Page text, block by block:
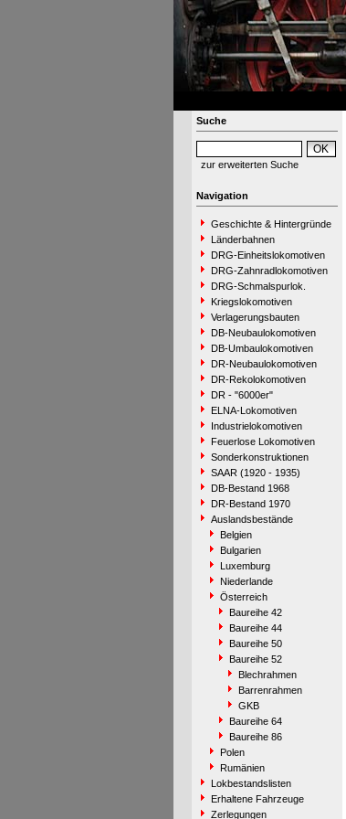
Suche
zur erweiterten Suche
Navigation
Geschichte & Hintergründe
Länderbahnen
DRG-Einheitslokomotiven
DRG-Zahnradlokomotiven
DRG-Schmalspurlok.
Kriegslokomotiven
Verlagerungsbauten
DB-Neubaulokomotiven
DB-Umbaulokomotiven
DR-Neubaulokomotiven
DR-Rekolokomotiven
DR - "6000er"
ELNA-Lokomotiven
Industrielokomotiven
Feuerlose Lokomotiven
Sonderkonstruktionen
SAAR (1920 - 1935)
DB-Bestand 1968
DR-Bestand 1970
Auslandsbestände
Belgien
Bulgarien
Luxemburg
Niederlande
Österreich
Baureihe 42
Baureihe 44
Baureihe 50
Baureihe 52
Blechrahmen
Barrenrahmen
GKB
Baureihe 64
Baureihe 86
Polen
Rumänien
Lokbestandslisten
Erhaltene Fahrzeuge
Zerlegungen